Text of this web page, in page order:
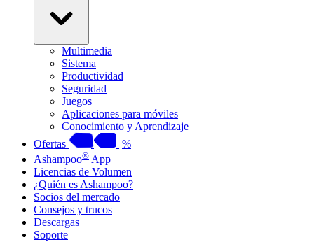
Multimedia
Sistema
Productividad
Seguridad
Juegos
Aplicaciones para móviles
Conocimiento y Aprendizaje
Ofertas
%
Ashampoo® App
Licencias de Volumen
¿Quién es Ashampoo?
Socios del mercado
Consejos y trucos
Descargas
Soporte